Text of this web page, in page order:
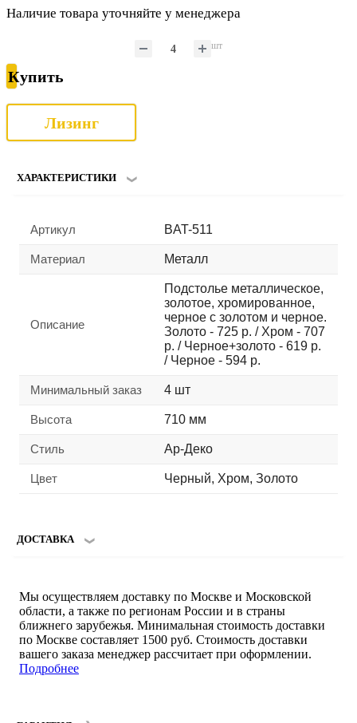
Наличие товара уточняйте у менеджера
шт
Купить
Лизинг
ХАРАКТЕРИСТИКИ
Артикул BAT-511
Материал Металл
Описание
Подстолье металлическое,
золотое, хромированное,
черное с золотом и черное.
Золото - 725 р. / Хром - 707
р. / Черное+золото - 619 р.
/ Черное - 594 р.
Минимальный заказ 4 шт
Высота 710 мм
Стиль Ар-Деко
Цвет Черный, Хром, Золото
ДОСТАВКА
Мы осуществляем доставку по Москве и Московской
области, а также по регионам России и в страны
ближнего зарубежья. Минимальная стоимость доставки
по Москве составляет 1500 руб. Стоимость доставки
вашего заказа менеджер рассчитает при оформлении.
Подробнее